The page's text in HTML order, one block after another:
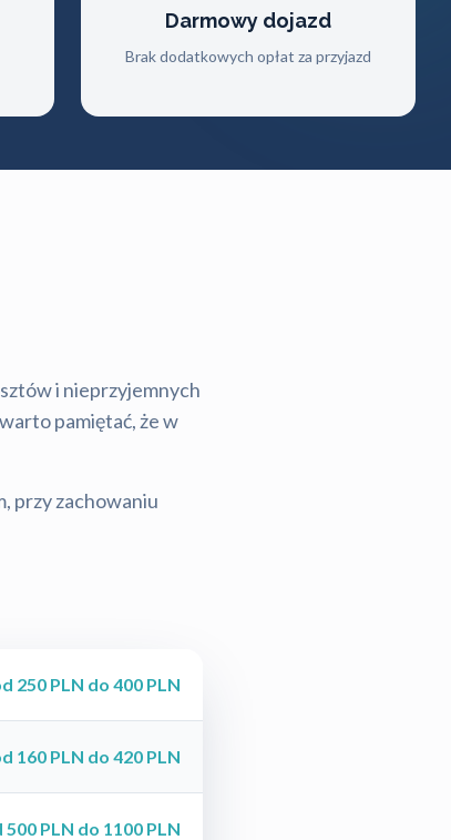
Darmowy dojazd
Brak dodatkowych opłat za przyjazd
i nieprzyjemnych
pamiętać, że w
przy zachowaniu
250 PLN do 400 PLN
160 PLN do 420 PLN
500 PLN do 1100 PLN